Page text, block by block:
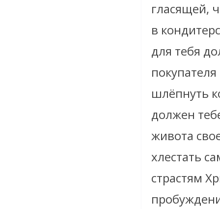
гласящей,
в
для тебя
шлёпнуть
должен
живота
хлестать
страстям